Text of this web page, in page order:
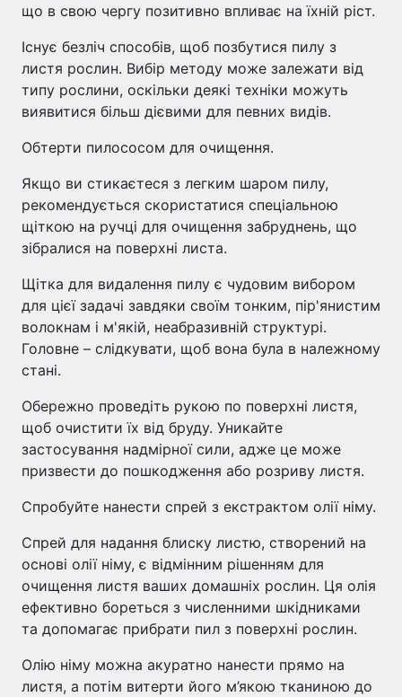
що в свою чергу позитивно впливає на їхній ріст.
Існує безліч способів, щоб позбутися пилу з
листя рослин. Вибір методу може залежати від
типу рослини, оскільки деякі техніки можуть
виявитися більш дієвими для певних видів.
Обтерти пилососом для очищення.
Якщо ви стикаєтеся з легким шаром пилу,
рекомендується скористатися спеціальною
щіткою на ручці для очищення забруднень, що
зібралися на поверхні листа.
Щітка для видалення пилу є чудовим вибором
для цієї задачі завдяки своїм тонким, пір'янистим
волокнам і м'якій, неабразивній структурі.
Головне – слідкувати, щоб вона була в належному
стані.
Обережно проведіть рукою по поверхні листя,
щоб очистити їх від бруду. Уникайте
застосування надмірної сили, адже це може
призвести до пошкодження або розриву листя.
Спробуйте нанести спрей з екстрактом олії німу.
Спрей для надання блиску листю, створений на
основі олії німу, є відмінним рішенням для
очищення листя ваших домашніх рослин. Ця олія
ефективно бореться з численними шкідниками
та допомагає прибрати пил з поверхні рослин.
Олію німу можна акуратно нанести прямо на
листя, а потім витерти його м’якою тканиною до